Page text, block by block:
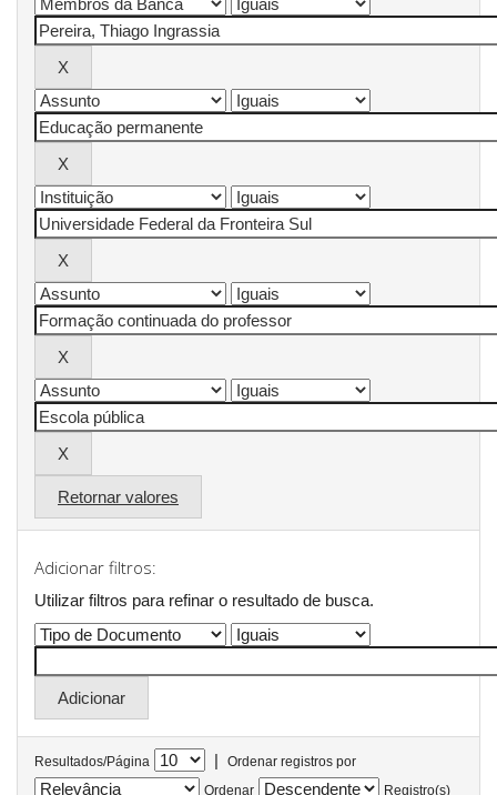
Retornar valores
Adicionar filtros:
Utilizar filtros para refinar o resultado de busca.
Resultados/Página |
Ordenar registros por
Ordenar
Registro(s)